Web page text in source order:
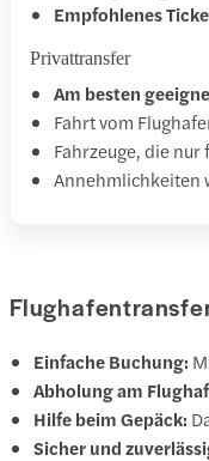
Empfohlenes
Privattransfer
Am besten
Fahrt vom
Fahrzeuge, die
Annehmlichkeiten
Einfache Buchung:
Abholung am
Hilfe beim Gepäck:
Sicher und